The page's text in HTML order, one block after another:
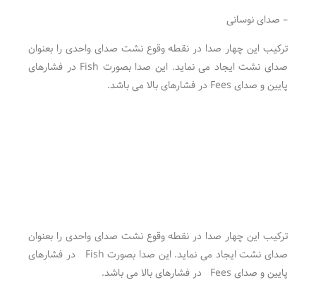
– صدای نوسانی
ترکیب این چهار صدا در نقطه وقوع نشت صدای واحدی را بعنوان
صدای نشت ایجاد می نماید. این صدا بصورت Fish در فشارهای
پایین و صدای Fees در فشارهای بالا می باشد.
ترکیب این چهار صدا در نقطه وقوع نشت صدای واحدی را بعنوان
صدای نشت ایجاد می نماید. این صدا بصورت Fish در فشارهای
پایین و صدای Fees در فشارهای بالا می باشد.